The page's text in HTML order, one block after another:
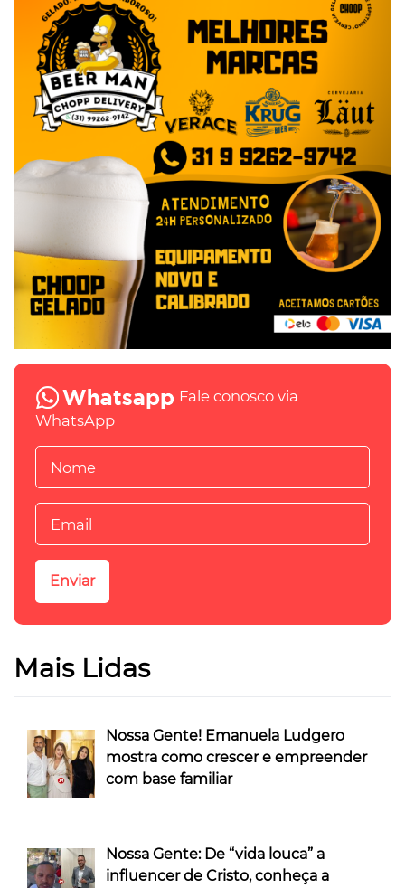
Fale conosco via
WhatsApp
Mais Lidas
Nossa Gente! Emanuela Ludgero
mostra como crescer e empreender
com base familiar
Nossa Gente: De “vida louca” a
influencer de Cristo, conheça a